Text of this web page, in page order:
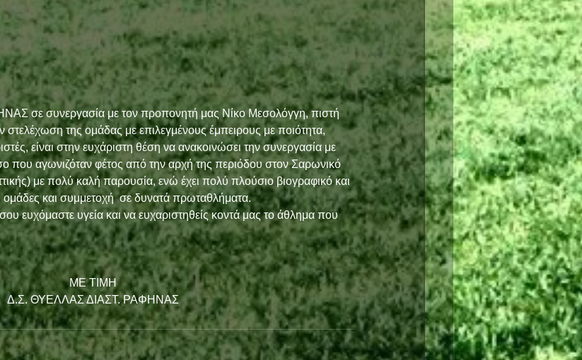
σε συνεργασία με τον προπονητή μας Νίκο Μεσολόγγη, πιστή
στελέχωση της ομάδας με επιλεγμένους έμπειρους με ποιότητα,
είναι στην ευχάριστη θέση να ανακοινώσει την συνεργασία με
που αγωνιζόταν φέτος από την αρχή της περιόδου στον Σαρωνικό
με πολύ καλή παρουσία, ενώ έχει πολύ πλούσιο βιογραφικό και
και συμμετοχή  σε δυνατά πρωταθλήματα.
ΜΕ ΤΙΜΗ
Δ.Σ. ΘΥΕΛΛΑΣ ΔΙΑΣΤ. ΡΑΦΗΝΑΣ